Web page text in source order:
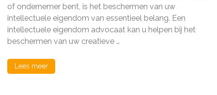
ervaren
intellectuele
eigendom
advocaat
of ondernemer bent, is het beschermen van uw
intellectuele eigendom van essentieel belang. Een
intellectuele eigendom advocaat kan u helpen bij het
beschermen van uw creatieve …
Lees meer